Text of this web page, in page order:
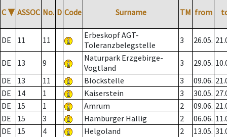
C ▼ ASSOC No. D Code Surname TM from
DE 11 11
Erbeskopf AGT-
Toleranzbelegstelle
3 26.05.
DE 13 9
Naturpark Erzgebirge-
Vogtland
3 29.05.
DE
13 11 Blockstelle 3 09.06.
DE
14 1 Kaiserstein 3 30.05.
DE
15 1 Amrum 2 09.06.
DE
15 3 Hamburger Hallig 2 06.06.
DE
15 4 Helgoland 2 13.05.